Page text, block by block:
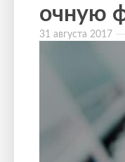
очную
31 августа 2017